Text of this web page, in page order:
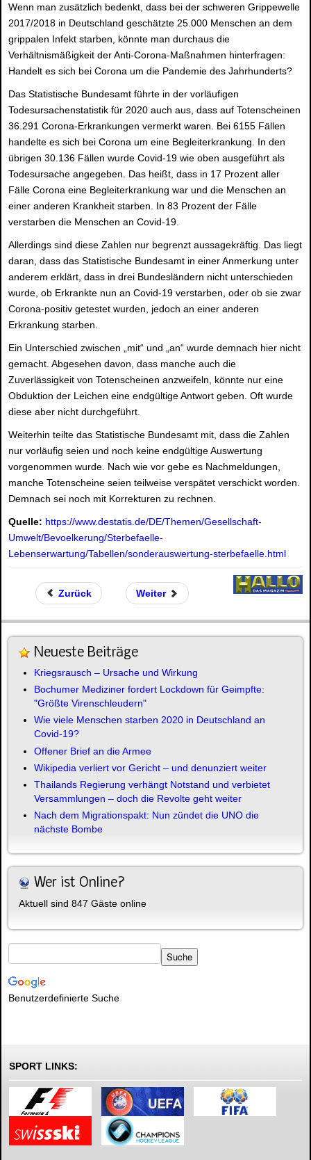
Wenn man zusätzlich bedenkt, dass bei der schweren Grippewelle
2017/2018 in Deutschland geschätzte 25.000 Menschen an dem
grippalen Infekt starben, könnte man durchaus die
Verhältnismäßigkeit der Anti-Corona-Maßnahmen hinterfragen:
Handelt es sich bei Corona um die Pandemie des Jahrhunderts?
Das Statistische Bundesamt führte in der vorläufigen
Todesursachenstatistik für 2020 auch aus, dass auf Totenscheinen
36.291 Corona-Erkrankungen vermerkt waren. Bei 6155 Fällen
handelte es sich bei Corona um eine Begleiterkrankung. In den
übrigen 30.136 Fällen wurde Covid-19 wie oben ausgeführt als
Todesursache angegeben. Das heißt, dass in 17 Prozent aller
Fälle Corona eine Begleiterkrankung war und die Menschen an
einer anderen Krankheit starben. In 83 Prozent der Fälle
verstarben die Menschen an Covid-19.
Allerdings sind diese Zahlen nur begrenzt aussagekräftig. Das liegt
daran, dass das Statistische Bundesamt in einer Anmerkung unter
anderem erklärt, dass in drei Bundesländern nicht unterschieden
wurde, ob Erkrankte nun an Covid-19 verstarben, oder ob sie zwar
Corona-positiv getestet wurden, jedoch an einer anderen
Erkrankung starben.
Ein Unterschied zwischen „mit“ und „an“ wurde demnach hier nicht
gemacht. Abgesehen davon, dass manche auch die
Zuverlässigkeit von Totenscheinen anzweifeln, könnte nur eine
Obduktion der Leichen eine endgültige Antwort geben. Oft wurde
diese aber nicht durchgeführt.
Weiterhin teilte das Statistische Bundesamt mit, dass die Zahlen
nur vorläufig seien und noch keine endgültige Auswertung
vorgenommen wurde. Nach wie vor gebe es Nachmeldungen,
manche Totenscheine seien teilweise verspätet verschickt worden.
Demnach sei noch mit Korrekturen zu rechnen.
Quelle: https://www.destatis.de/DE/Themen/Gesellschaft-
Umwelt/Bevoelkerung/Sterbefaelle-
Lebenserwartung/Tabellen/sonderauswertung-sterbefaelle.html
Zurück Weiter
Neueste Beiträge
Kriegsrausch – Ursache und Wirkung
Bochumer Mediziner fordert Lockdown für Geimpfte:
"Größte Virenschleudern"
Wie viele Menschen starben 2020 in Deutschland an
Covid-19?
Offener Brief an die Armee
Wikipedia verliert vor Gericht – und denunziert weiter
Thailands Regierung verhängt Notstand und verbietet
Versammlungen – doch die Revolte geht weiter
Nach dem Migrationspakt: Nun zündet die UNO die
nächste Bombe
Wer ist Online?
Aktuell sind 847 Gäste online
Benutzerdefinierte Suche
SPORT LINKS: